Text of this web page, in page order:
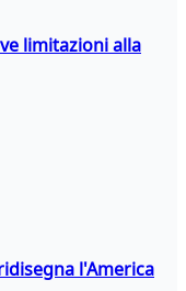
limitazioni alla
l'America